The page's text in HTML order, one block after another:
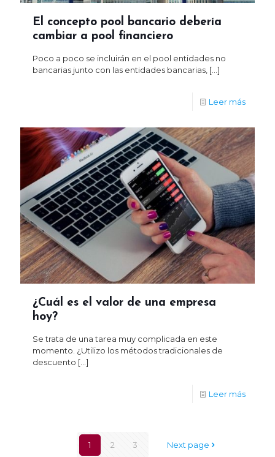
El concepto pool bancario debería
cambiar a pool financiero
Poco a poco se incluirán en el pool entidades no
bancarias junto con las entidades bancarias, […]
Leer más
¿Cuál es el valor de una empresa
hoy?
Se trata de una tarea muy complicada en este
momento. ¿Utilizo los métodos tradicionales de
descuento […]
Leer más
1 2 3 Next page